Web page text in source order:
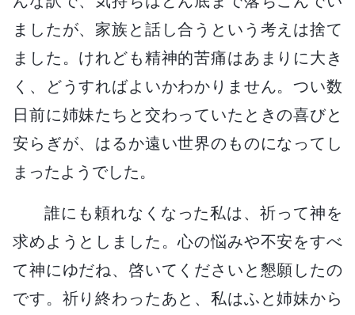
ましたが、家族と話し合うという考えは捨て
ました。けれども精神的苦痛はあまりに大き
く、どうすればよいかわかりません。つい数
日前に姉妹たちと交わっていたときの喜びと
安らぎが、はるか遠い世界のものになってし
まったようでした。
誰にも頼れなくなった私は、祈って神を
求めようとしました。心の悩みや不安をすべ
て神にゆだね、啓いてくださいと懇願したの
です。祈り終わったあと、私はふと姉妹から